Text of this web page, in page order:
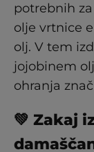
potrebnih
olje vrtnice
olj. V tem
jojobinem
ohranja
💚 Zakaj